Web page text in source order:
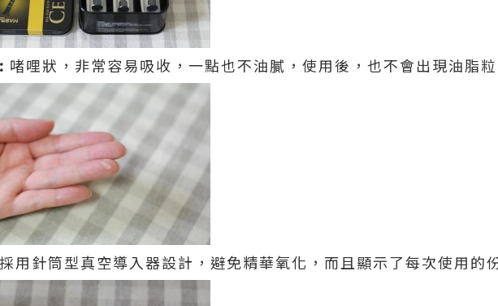
: 啫哩狀，非常容易吸收，一點也不油膩，使用後，也不會出現油脂
用針筒型真空導入器設計，避免精華氧化，而且顯示了每次使用的